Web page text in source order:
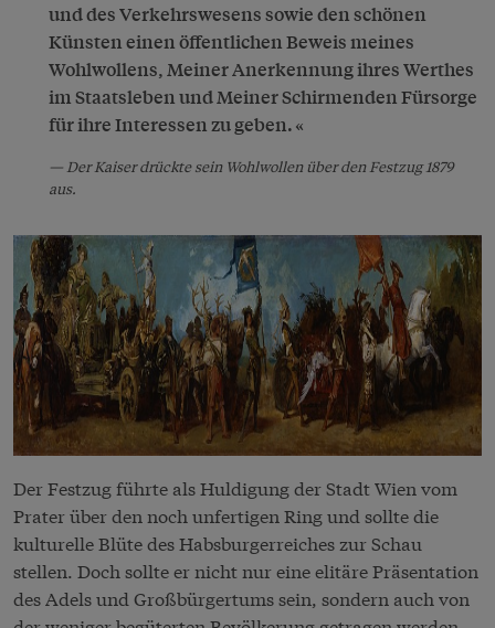
und des Verkehrswesens sowie den schönen
Künsten einen öffentlichen Beweis meines
Wohlwollens, Meiner Anerkennung ihres Werthes
im Staatsleben und Meiner Schirmenden Fürsorge
für ihre Interessen zu geben.
Der Kaiser drückte sein Wohlwollen über den Festzug 1879
aus.
Der Festzug führte als Huldigung der Stadt Wien vom
Prater über den noch unfertigen Ring und sollte die
kulturelle Blüte des Habsburgerreiches zur Schau
stellen. Doch sollte er nicht nur eine elitäre Präsentation
des Adels und Großbürgertums sein, sondern auch von